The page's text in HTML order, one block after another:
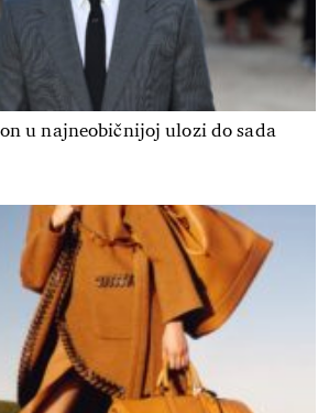
u najneobičnijoj ulozi do sada